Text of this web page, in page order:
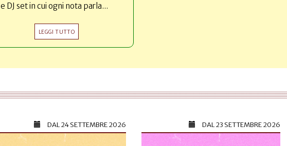
e DJ set in cui ogni nota parla...
LEGGI TUTTO
DAL24 SETTEMBRE 2026 DAL23 SETTEMBRE 2026